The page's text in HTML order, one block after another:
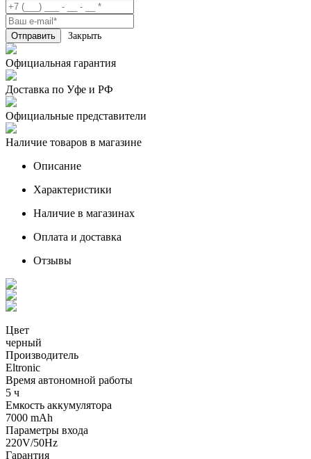
Закрыть
Официальная гарантия
Доставка по Уфе и РФ
Официальные представители
Наличие товаров в магазине
Описание
Характеристики
Наличие в магазинах
Оплата и доставка
Отзывы
Цвет
черный
Производитель
Eltronic
Время автономной работы
5 ч
Емкость аккумулятора
7000 mAh
Параметры входа
220V/50Hz
Гарантия